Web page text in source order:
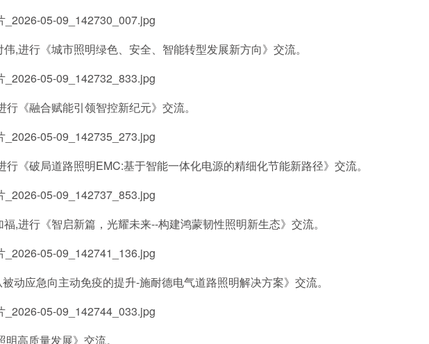
行《城市照明绿色、安全、智能转型发展新方向》交流。
《融合赋能引领智控新纪元》交流。
破局道路照明EMC:基于智能一体化电源的精细化节能新路径》交流。
行《智启新篇，光耀未来--构建鸿蒙韧性照明新生态》交流。
应急向主动免疫的提升-施耐德电气道路照明解决方案》交流。
高质量发展》交流。